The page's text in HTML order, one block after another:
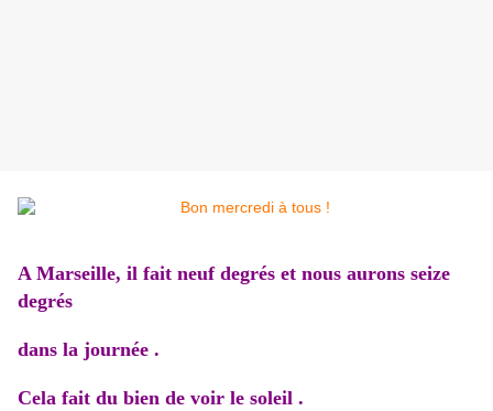
A Marseille, il fait neuf degrés et nous aurons seize
degrés
dans la journée .
Cela fait du bien de voir le soleil .